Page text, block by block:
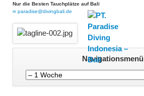
Nur die Besten Tauchplätze auf Bali
paradise@divingbali.de
überspringen
Navigationsmenü